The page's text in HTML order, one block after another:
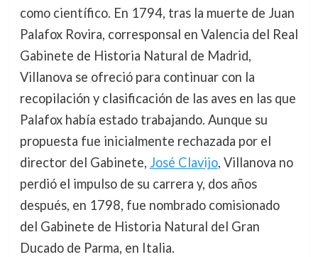
como científico. En 1794, tras la muerte de Juan
Palafox Rovira, corresponsal en Valencia del Real
Gabinete de Historia Natural de Madrid,
Villanova se ofreció para continuar con la
recopilación y clasificación de las aves en las que
Palafox había estado trabajando. Aunque su
propuesta fue inicialmente rechazada por el
director del Gabinete, José Clavijo, Villanova no
perdió el impulso de su carrera y, dos años
después, en 1798, fue nombrado comisionado
del Gabinete de Historia Natural del Gran
Ducado de Parma, en Italia.